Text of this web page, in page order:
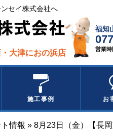
セイ株式会社へ​
大津におの浜店
福知
営業
施工事例 お
情報 » 8月23日（金）【長